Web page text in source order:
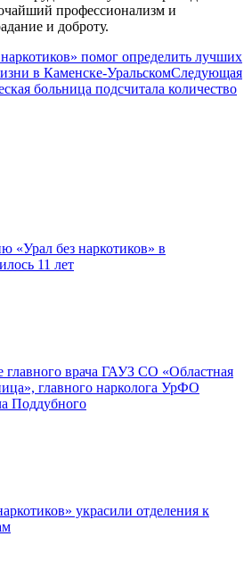
профессионализм и
и доброту.
помог определить лучших
в Каменске-УральскомСледующая
больница подсчитала количество
«Урал без наркотиков» в
11 лет
главного врача ГАУЗ СО «Областная
главного нарколога УрФО
Поддубного
украсили отделения к